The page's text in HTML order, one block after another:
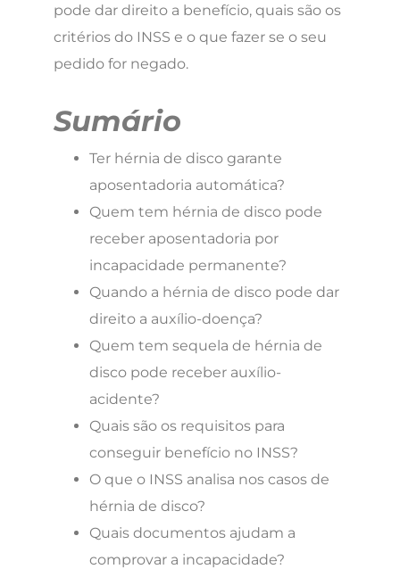
pode dar direito a benefício, quais são os
critérios do INSS e o que fazer se o seu
pedido for negado.
Sumário
Ter hérnia de disco garante
aposentadoria automática?
Quem tem hérnia de disco pode
receber aposentadoria por
incapacidade permanente?
Quando a hérnia de disco pode dar
direito a auxílio-doença?
Quem tem sequela de hérnia de
disco pode receber auxílio-
acidente?
Quais são os requisitos para
conseguir benefício no INSS?
O que o INSS analisa nos casos de
hérnia de disco?
Quais documentos ajudam a
comprovar a incapacidade?